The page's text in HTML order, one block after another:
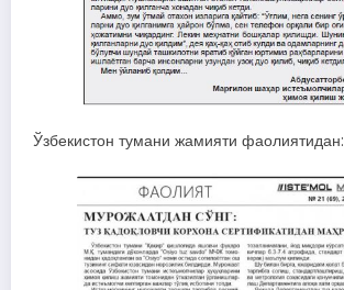
Ўзбекистон тумани жамияти фаолиятидан: